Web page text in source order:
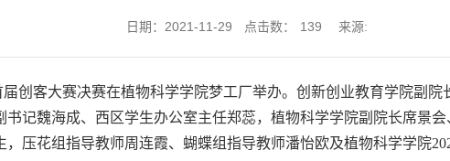
日期：2021-11-29 点击数： 139 来源:
届创客大赛决赛在植物科学学院梦工厂举办。创新创业教育学院副
书记魏海成、西区学生办公室主任郑蕊，植物科学学院副院长席景
，压花组指导教师周连霞、蝴蝶组指导教师潘怡欧及植物科学学院